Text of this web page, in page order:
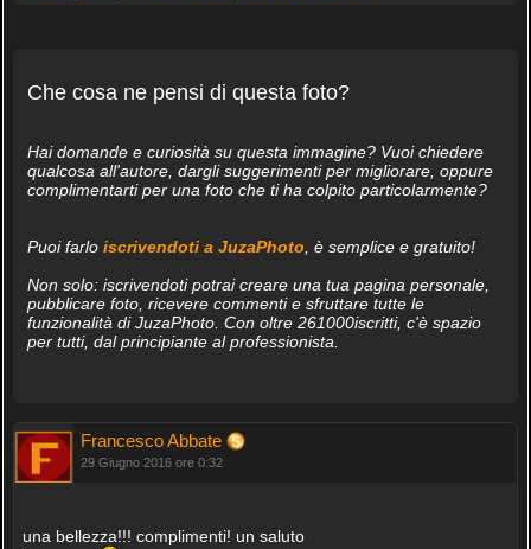
Che cosa ne pensi di questa foto?
Hai domande e curiosità su questa immagine? Vuoi chiedere
qualcosa all'autore, dargli suggerimenti per migliorare, oppure
complimentarti per una foto che ti ha colpito particolarmente?
Puoi farlo iscrivendoti a JuzaPhoto , è semplice e gratuito!
Non solo: iscrivendoti potrai creare una tua pagina personale,
pubblicare foto, ricevere commenti e sfruttare tutte le
funzionalità di JuzaPhoto. Con oltre 261000iscritti, c'è spazio
per tutti, dal principiante al professionista.
Francesco Abbate
29 Giugno 2016 ore 0:32
una bellezza!!! complimenti! un saluto